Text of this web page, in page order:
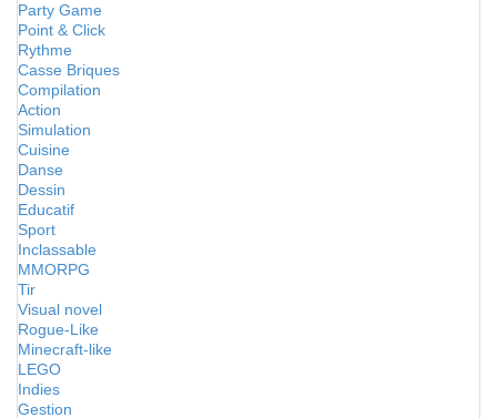
Party Game
Point & Click
Rythme
Casse Briques
Compilation
Action
Simulation
Cuisine
Danse
Dessin
Educatif
Sport
Inclassable
MMORPG
Tir
Visual novel
Rogue-Like
Minecraft-like
LEGO
Indies
Gestion